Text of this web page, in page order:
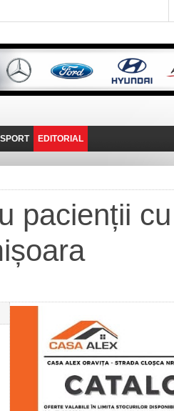
VIAȚĂ
SPORT EDITORIAL
DE VICTOR NAFIRU
pacienții cu